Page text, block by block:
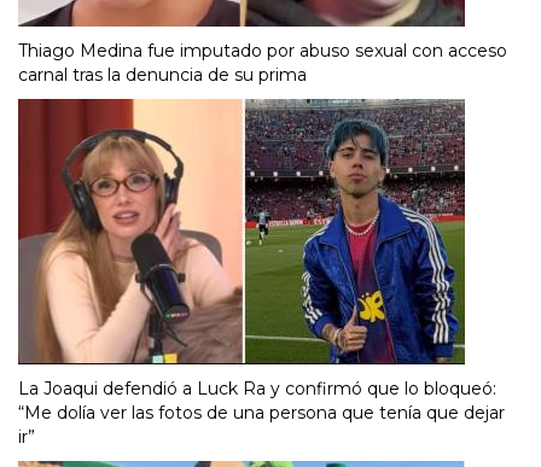
Thiago Medina fue imputado por abuso sexual con acceso
carnal tras la denuncia de su prima
La Joaqui defendió a Luck Ra y confirmó que lo bloqueó:
“Me dolía ver las fotos de una persona que tenía que dejar
ir”